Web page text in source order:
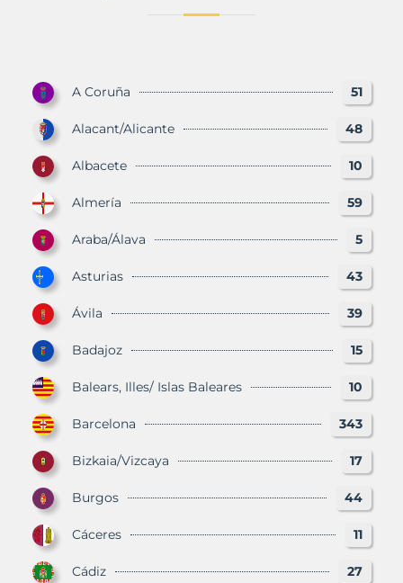
A Coruña 51
Alacant/Alicante 48
Albacete 10
Almería 59
Araba/Álava 5
Asturias 43
Ávila 39
Badajoz 15
Balears, Illes/ Islas Baleares 10
Barcelona 343
Bizkaia/Vizcaya 17
Burgos 44
Cáceres 11
Cádiz 27